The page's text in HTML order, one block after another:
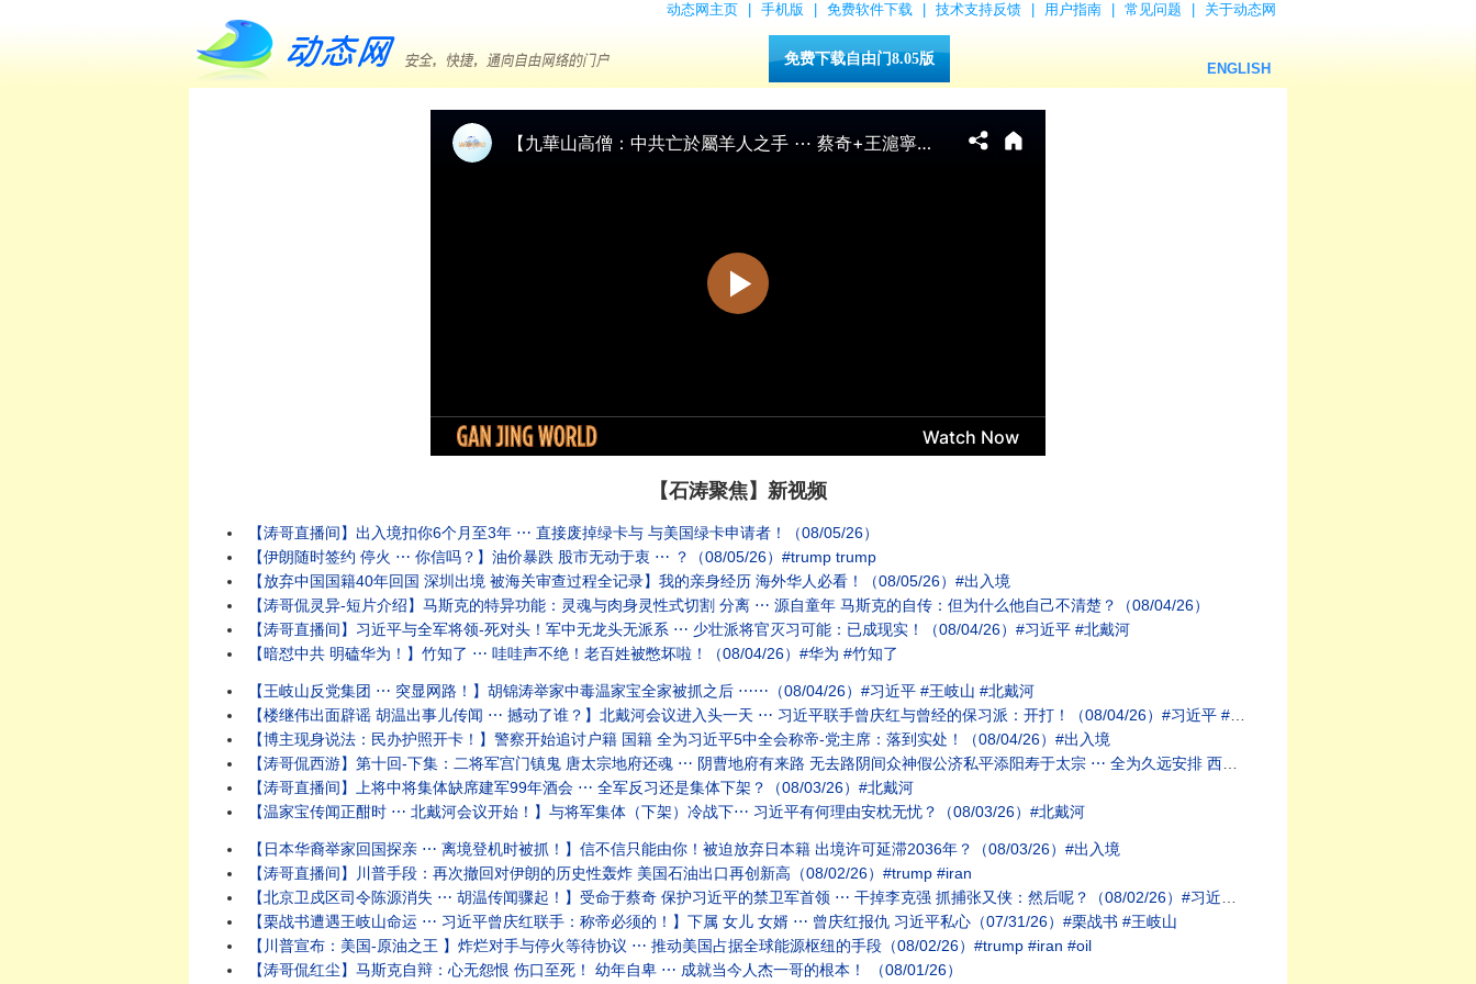
动态网主页 手机版 免费软件下载 技术支持反馈 用户指南 常见问题 关于动态网
免费下载自由门8.05版
ENGLISH
【石涛聚焦】新视频
【涛哥直播间】出入境扣你6个月至3年 ⋯ 直接废掉绿卡与 与美国绿卡申请者！（08/05/26）
【伊朗随时签约 停火 ⋯ 你信吗？】油价暴跌 股市无动于衷 ⋯ ？（08/05/26）#trump trump
【放弃中国国籍40年回国 深圳出境 被海关审查过程全记录】我的亲身经历 海外华人必看！（08/05/26）#出入境
【涛哥侃灵异-短片介绍】马斯克的特异功能：灵魂与肉身灵性式切割 分离 ⋯ 源自童年 马斯克的自传：但为什么他自己不清楚？（08/04/26）
【涛哥直播间】习近平与全军将领-死对头！军中无龙头无派系 ⋯ 少壮派将官灭习可能：已成现实！（08/04/26）#习近平 #北戴河
【暗怼中共 明磕华为！】竹知了 ⋯ 哇哇声不绝！老百姓被憋坏啦！（08/04/26）#华为 #竹知了
【王岐山反党集团 ⋯ 突显网路！】胡锦涛举家中毒温家宝全家被抓之后 ⋯⋯（08/04/26）#习近平 #王岐山 #北戴河
【楼继伟出面辟谣 胡温出事儿传闻 ⋯ 撼动了谁？】北戴河会议进入头一天 ⋯ 习近平联手曾庆红与曾经的保习派：开打！（08/04/26）#习近平 #北戴河
【博主现身说法：民办护照开卡！】警察开始追讨户籍 国籍 全为习近平5中全会称帝-党主席：落到实处！（08/04/26）#出入境
【涛哥侃西游】第十回-下集：二将军宫门镇鬼 唐太宗地府还魂 ⋯ 阴曹地府有来路 无去路阴间众神假公济私平添阳寿于太宗 ⋯ 全为久远安排 西天取经闻佛法（08/01/26）
【涛哥直播间】上将中将集体缺席建军99年酒会 ⋯ 全军反习还是集体下架？（08/03/26）#北戴河
【温家宝传闻正酣时 ⋯ 北戴河会议开始！】与将军集体（下架）冷战下⋯ 习近平有何理由安枕无忧？（08/03/26）#北戴河
【日本华裔举家回国探亲 ⋯ 离境登机时被抓！】信不信只能由你！被迫放弃日本籍 出境许可延滞2036年？（08/03/26）#出入境
【涛哥直播间】川普手段：再次撤回对伊朗的历史性轰炸 美国石油出口再创新高（08/02/26）#trump #iran
【北京卫戍区司令陈源消失 ⋯ 胡温传闻骤起！】受命于蔡奇 保护习近平的禁卫军首领 ⋯ 干掉李克强 抓捕张又侠：然后呢？（08/02/26）#习近平 #王岐山 #胡锦涛
【栗战书遭遇王岐山命运 ⋯ 习近平曾庆红联手：称帝必须的！】下属 女儿 女婿 ⋯ 曾庆红报仇 习近平私心（07/31/26）#栗战书 #王岐山
【川普宣布：美国-原油之王 】炸烂对手与停火等待协议 ⋯ 推动美国占据全球能源枢纽的手段（08/02/26）#trump #iran #oil
【涛哥侃红尘】马斯克自辩：心无怨恨 伤口至死！ 幼年自卑 ⋯ 成就当今人杰一哥的根本！ （08/01/26）